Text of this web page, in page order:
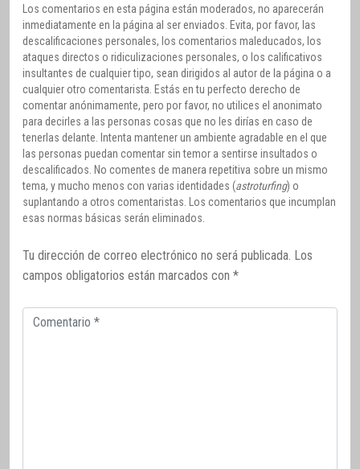
Los comentarios en esta página están moderados, no aparecerán
inmediatamente en la página al ser enviados. Evita, por favor, las
descalificaciones personales, los comentarios maleducados, los
ataques directos o ridiculizaciones personales, o los calificativos
insultantes de cualquier tipo, sean dirigidos al autor de la página o a
cualquier otro comentarista. Estás en tu perfecto derecho de
comentar anónimamente, pero por favor, no utilices el anonimato
para decirles a las personas cosas que no les dirías en caso de
tenerlas delante. Intenta mantener un ambiente agradable en el que
las personas puedan comentar sin temor a sentirse insultados o
descalificados. No comentes de manera repetitiva sobre un mismo
tema, y mucho menos con varias identidades (astroturfing) o
suplantando a otros comentaristas. Los comentarios que incumplan
esas normas básicas serán eliminados.
Tu dirección de correo electrónico no será publicada. Los
campos obligatorios están marcados con *
Comentario